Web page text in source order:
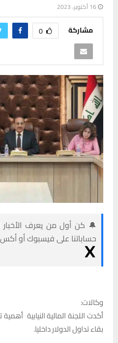
16 أكتوبر، 2023
مشاركة 0
🔔 كن أول من يعرف الأخبار
حساباتنا على فيسبوك أو أكس
وكالات:
أكدت اللجنة المالية النيابية
بقاء تداول الدولار داخليا.